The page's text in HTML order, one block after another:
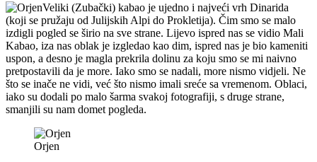
Veliki (Zubački) kabao je ujedno i najveći vrh Dinarida
(koji se pružaju od Julijskih Alpi do Prokletija). Čim smo se malo
izdigli pogled se širio na sve strane. Lijevo ispred nas se vidio Mali
Kabao, iza nas oblak je izgledao kao dim, ispred nas je bio kameniti
uspon, a desno je magla prekrila dolinu za koju smo se mi naivno
pretpostavili da je more. Iako smo se nadali, more nismo vidjeli. Ne
što se inače ne vidi, već što nismo imali sreće sa vremenom. Oblaci,
iako su dodali po malo šarma svakoj fotografiji, s druge strane,
smanjili su nam domet pogleda.
Orjen